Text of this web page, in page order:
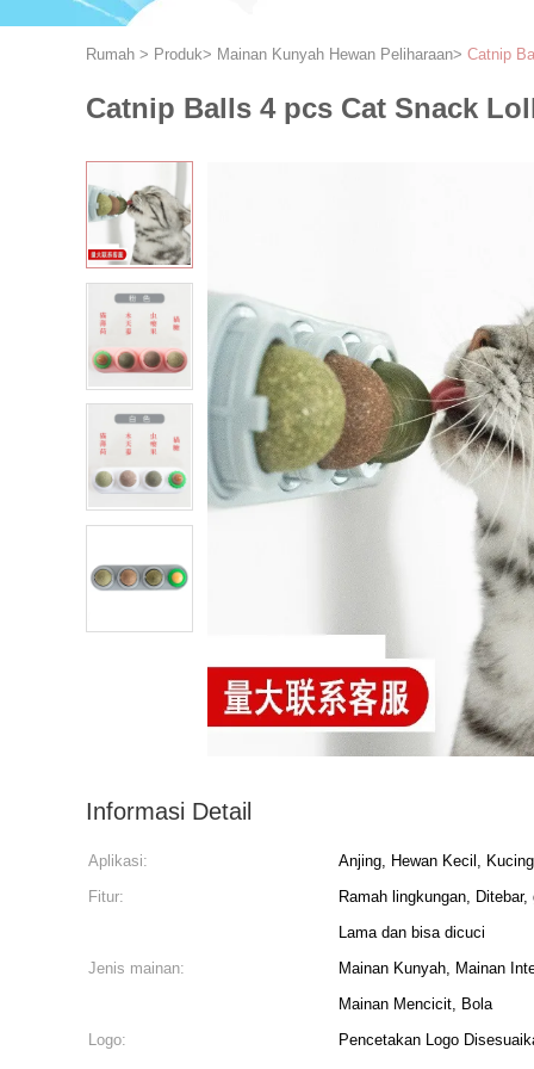
Rumah > Produk> Mainan Kunyah Hewan Peliharaan> Catnip
Catnip Balls 4 pcs Cat Snack
Informasi Detail
Aplikasi:
Anjing, Hewan Kecil, Kucing
Fitur:
Ramah lingkungan,
Lama dan bisa dicuci
Jenis mainan:
Mainan Kunyah, Mainan
Mainan Mencicit, Bola
Logo:
Pencetakan Logo